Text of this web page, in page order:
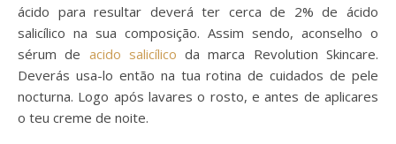
ácido para resultar deverá ter cerca de 2% de ácido
salicílico na sua composição. Assim sendo, aconselho o
sérum de acido salicílico da marca Revolution Skincare.
Deverás usa-lo então na tua rotina de cuidados de pele
nocturna. Logo após lavares o rosto, e antes de aplicares
o teu creme de noite.